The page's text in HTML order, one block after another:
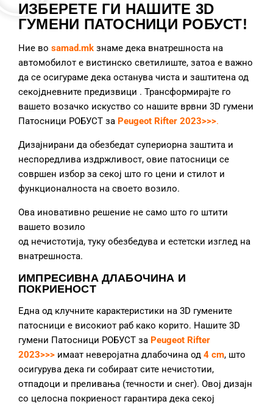
ИЗБЕРЕТЕ ГИ НАШИТЕ 3D
ГУМЕНИ ПАТОСНИЦИ РОБУСТ!
Ние во samad.mk знаме дека внатрешноста на
автомобилот е вистинско светилиште, затоа е важно
да се осигураме дека останува чиста и заштитена од
секојдневните предизвици . Трансформирајте го
вашето возачко искуство со нашите врвни 3D гумени
Патосници РОБУСТ за Peugeot Rifter 2023>>>.
Дизајнирани да обезбедат супериорна заштита и
неспоредлива издржливост, овие патосници се
совршен избор за секој што го цени и стилот и
функционалноста на своето возило.
Ова иновативно решение не само што го штити
вашето возило
од нечистотија, туку обезбедува и естетски изглед на
внатрешноста.
ИМПРЕСИВНА ДЛАБОЧИНА И
ПОКРИЕНОСТ
Една од клучните карактеристики на 3D гумените
патосници е високиот раб како корито. Нашите 3D
гумени Патосници РОБУСТ за Peugeot Rifter
2023>>> имаат неверојатна длабочина од 4 cm, што
осигурува дека ги собираат сите нечистотии,
отпадоци и преливања (течности и снег). Овој дизајн
со целосна покриеност гарантира дека секој